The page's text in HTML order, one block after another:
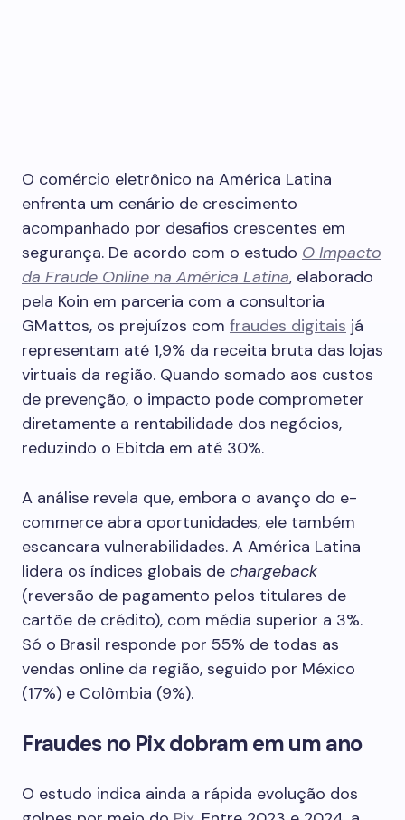
O comércio eletrônico na América Latina
enfrenta um cenário de crescimento
acompanhado por desafios crescentes em
segurança. De acordo com o estudo O Impacto
da Fraude Online na América Latina, elaborado
pela Koin em parceria com a consultoria
GMattos, os prejuízos com fraudes digitais já
representam até 1,9% da receita bruta das lojas
virtuais da região. Quando somado aos custos
de prevenção, o impacto pode comprometer
diretamente a rentabilidade dos negócios,
reduzindo o Ebitda em até 30%.
A análise revela que, embora o avanço do e-
commerce abra oportunidades, ele também
escancara vulnerabilidades. A América Latina
lidera os índices globais de chargeback
(reversão de pagamento pelos titulares de
cartõe de crédito), com média superior a 3%.
Só o Brasil responde por 55% de todas as
vendas online da região, seguido por México
(17%) e Colômbia (9%).
Fraudes no Pix dobram em um ano
O estudo indica ainda a rápida evolução dos